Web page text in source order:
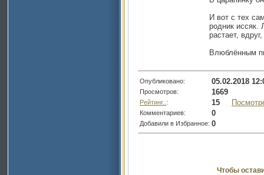
И вот с тех
родник иссяк.
растает,
Влюблённым
Опубликовано: 05.02.2018
Просмотров: 1669
Рейтинг.. : 15
Комментариев: 0
Добавили в Избранное: 0
Чтобы